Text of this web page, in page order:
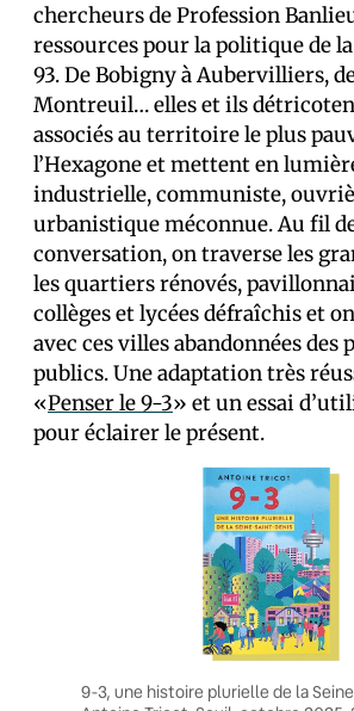
chercheurs de Profession
ressources pour la politique de
93. De Bobigny à Aubervilliers,
Montreuil… elles et ils
associés au territoire le plus
l’Hexagone et mettent en
industrielle, communiste,
urbanistique méconnue. Au fil
conversation, on traverse les
les quartiers rénovés,
collèges et lycées défraîchis et
avec ces villes abandonnées des
publics. Une adaptation très
«Penser le 9-3» et un essai
pour éclairer le présent.
9-3, une histoire plurielle de la